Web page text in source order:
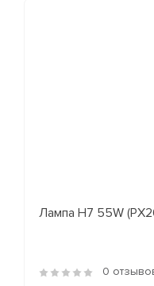
Лампа H7 55W
0